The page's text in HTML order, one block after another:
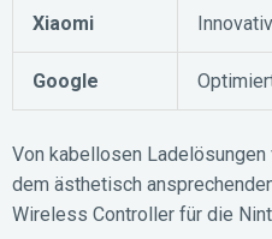
Xiaomi
Google
Von kabellosen
dem ästhetisch
Wireless Controller für die